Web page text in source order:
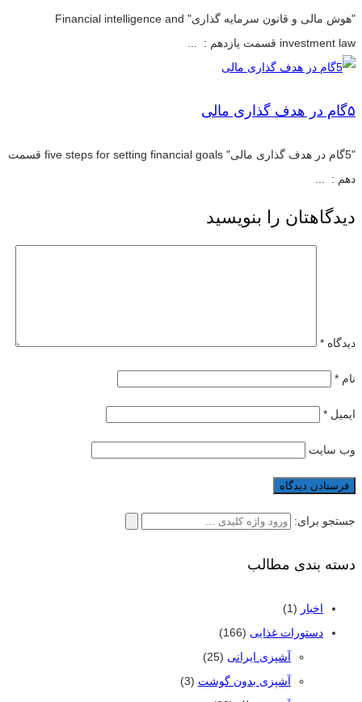
"هوش مالی و قانون سرمایه گذاری" Financial intelligence and
investment law قسمت یازدهم : ...
۵گام در هدف گذاری مالی
"5گام در هدف گذاری مالی" five steps for setting financial goals قسمت
دهم : ...
دیدگاهتان را بنویسید
دیدگاه *
نام *
ایمیل *
وب‌ سایت
جستجو برای:
دسته بندی مطالب
اخبار (1)
دستورات غذایی (166)
آشپزی ایرانی (25)
آشپزی بدون گوشت (3)